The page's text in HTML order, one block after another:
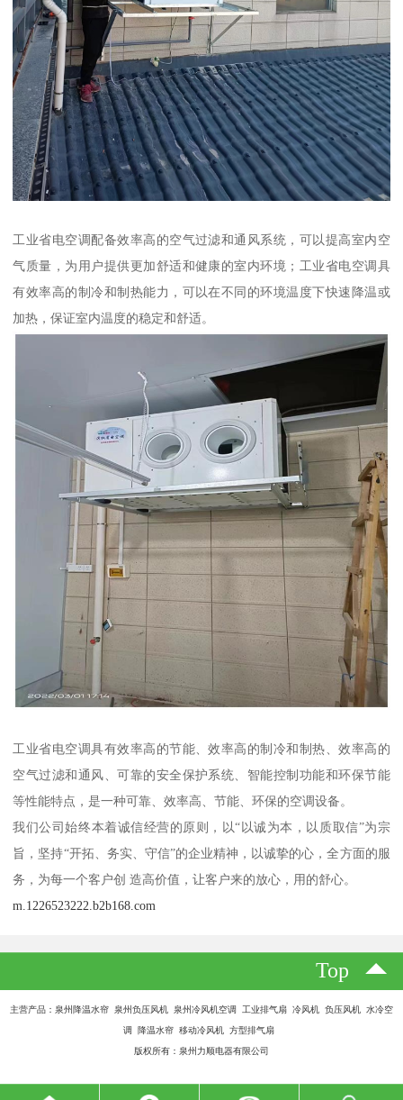
工业省电空调配备效率高的空气过滤和通风系统，可以提高室内空
气质量，为用户提供更加舒适和健康的室内环境；工业省电空调具
有效率高的制冷和制热能力，可以在不同的环境温度下快速降温或
加热，保证室内温度的稳定和舒适。
工业省电空调具有效率高的节能、效率高的制冷和制热、效率高的
空气过滤和通风、可靠的安全保护系统、智能控制功能和环保节能
等性能特点，是一种可靠、效率高、节能、环保的空调设备。
我们公司始终本着诚信经营的原则，以“以诚为本，以质取信”为宗
旨，坚持“开拓、务实、守信”的企业精神，以诚挚的心，全方面的服
务，为每一个客户创 造高价值，让客户来的放心，用的舒心。
m.1226523222.b2b168.com
Top
主营产品：泉州降温水帘 泉州负压风机 泉州冷风机空调 工业排气扇 冷风机 负压风机 水冷空
调 降温水帘 移动冷风机 方型排气扇
版权所有：泉州力顺电器有限公司